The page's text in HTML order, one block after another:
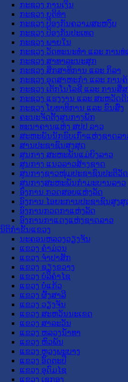
ກະຊວງ ການເງິນ
ກະຊວງ ຍຸຕິທໍາ
ກະຊວງ ປ້ອງກັນຄວາມສະຫງົບ
ກະຊວງ ປ້ອງກັນປະເທດ
ກະຊວງ ພາຍໃນ
ກະຊວງ ວັດທະນະທຳ ແລະ ການທ່
ກະຊວງ ສາທາລະນະສຸກ
ກະຊວງ ສຶກສາທິການ ແລະ ກິລາ
ກະຊວງ ອຸດສາຫະກຳ ແລະ ການຄ້
ກະຊວງ ເຕັກໂນໂລຊີ ແລະ ການສື່
ກະຊວງ ແຮງງານ ແລະ ສະຫວັດ
ກະຊວງ ໂຍທາທິການ ແລະ ຂົນສົ່ງ
ຄະນະຈັດຕັ້ງສູນກາງພັກ
ທະນາຄານແຫ່ງ ສປປ ລາວ
ສະຫະພັນນັກຮົບເກົ່າແຫ່ງຊາດລາ
ສານປະຊາຊົນສູງສຸດ
ສູນກາງ ສະຫະພັນແມ່ຍິງລາວ
ສູນກາງ ແນວລາວສ້າງຊາດ
ສູນກາງຊາວໜຸ່ມປະຊາຊົນປະຕິວັ
ສູນກາງສະຫະພັນກຳມະບານລາວ
ອົງການ ກວດສອບແຫ່ງລັດ
ອົງການ ໄອຍະການປະຊາຊົນສູງສຸ
ອົງການກວດກາແຫ່ງລັດ
ອົງການກາແດງແຫ່ງຊາດລາວ
ນິຕິກໍາຂັ້ນແຂວງ
ນະ​ຄອນ​ຫລວງວຽງຈັນ
ແຂວງ ຄໍາມ່ວນ
ແຂວງ ຈໍາປາສັກ
ແຂວງ ຊຽງຂວາງ
ແຂວງ ບໍລິຄໍາໄຊ
ແຂວງ ບໍ່ແກ້ວ
ແຂວງ ຜົ້ງສາລີ
ແຂວງ ວຽງຈັນ
ແຂວງ ສະຫວັນນະເຂດ
ແຂວງ ສາລະວັນ
ແຂວງ ຫລວງນໍ້າທາ
ແຂວງ ຫົວພັນ
ແຂວງ ຫຼວງພະບາງ
ແຂວງ ອັດຕະປື
ແຂວງ ອຸດົມໄຊ
ແຂວງ ເຊກອງ